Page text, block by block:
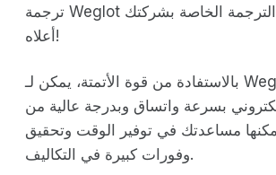
ترجمة Weglot لاحتياجات الترجمة الخاصة بشركتك
أعلاه!
بالاستفادة من قوة الأتمتة، يمكن لـ Weglot ترجمة
بسرعة واتساق وبدرجة عالية من
مساعدتك في توفير الوقت وتحقيق
وفورات كبيرة في التكاليف.